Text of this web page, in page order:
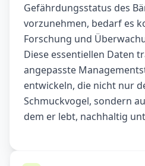
Gefährdungsstatus des
vorzunehmen, bedarf es
Forschung und
Diese essentiellen Daten
angepasste
entwickeln, die nicht nur
Schmuckvogel, sondern
dem er lebt, nachhaltig